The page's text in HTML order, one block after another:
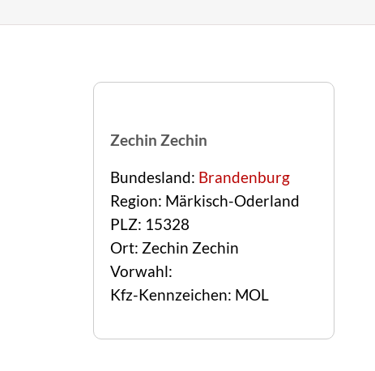
Zechin Zechin
Bundesland: Brandenburg
Region: Märkisch-Oderland
PLZ: 15328
Ort: Zechin Zechin
Vorwahl:
Kfz-Kennzeichen: MOL